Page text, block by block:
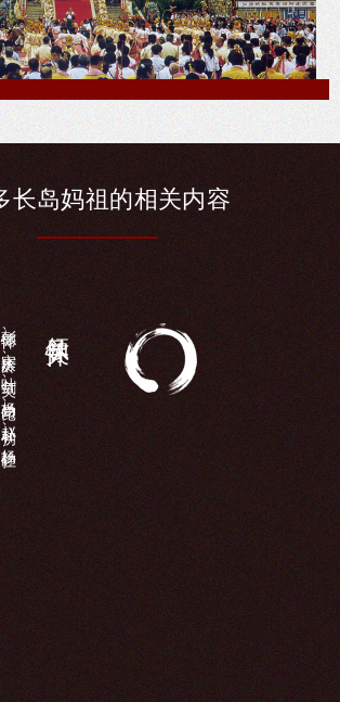
湄洲妈祖庙
长岛妈祖的相关内容
彭德怀、宋庆龄、叶剑英、杨尚昆、赵朴初、杨静仁...